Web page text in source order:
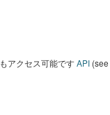
アクセス可能ですAPI (see